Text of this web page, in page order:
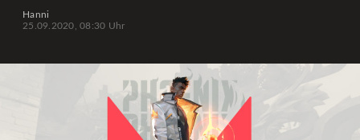
Hanni
25.09.2020, 08:30 Uhr